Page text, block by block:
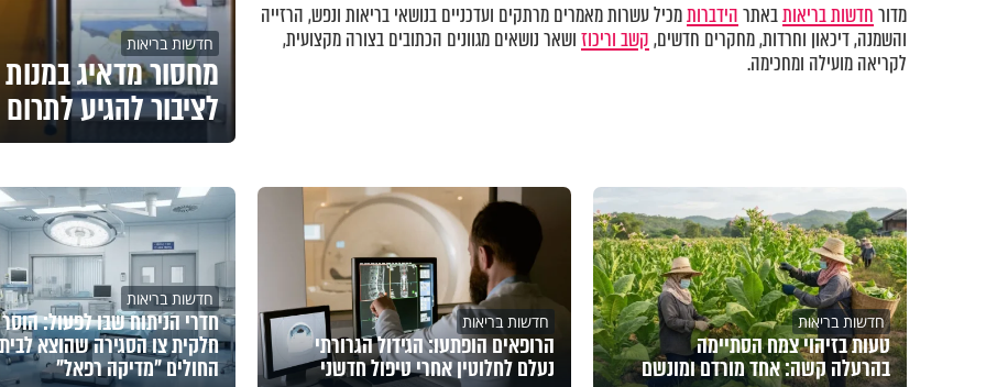
מדורחדשות בריאותבאתרהידברותמכיל עשרות מאמרים מרתקים ועדכניים בנושאי בריאות ונפש,הרזייה
והשמנה, דיכאון וחרדות,מחקרים חדשים,קשב וריכוזושאר נושאים מגוונים הכתובים בצורה מקצועית,
לקריאה מועילה ומחכימה.
חדשות בריאות
מחסור מדאיג
לציבור להגיע לתרום
חדשות בריאות
טעות בזיהוי צמח הסתיימה
בהרעלה קשה: אחד מורדם ומונשם
חדשות בריאות
הרופאים הופתעו: הגידול הגרורתי
נעלם לחלוטין אחרי טיפול חדשני
חדשות בריאות
חדרי הניתוח שבו לפעול: הוסר
חלקית צו הסגירה שהוצא לבית
החולים "מדיקה רפאל"